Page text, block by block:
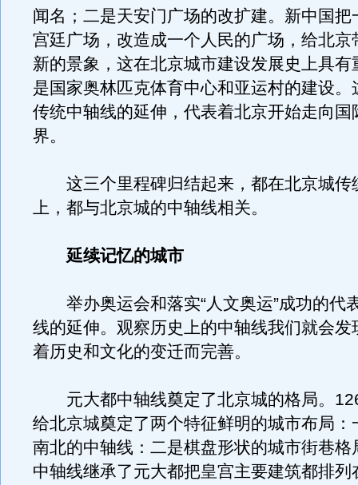
闻名；二是天安门广场的改扩建。新中国把
宫廷广场，改造成一个人民的广场，给北京
新的景象，这在北京城市建设发展史上具有
是国家奥林匹克体育中心和亚运村的建设。
传统中轴线的延伸，代表着北京开始走向国
界。
这三个里程碑归结起来，都在北京城传
上，都与北京城的中轴线相关。
延续记忆的城市
举办奥运会和落实“人文奥运”成功的代
线的延伸。观察历史上的中轴线我们就会发
着历史和文化的变迁而完善。
元大都中轴线奠定了北京城的格局。
给北京城奠定了两个特征鲜明的城市布局：
南北的中轴线：二是棋盘形状的城市街巷格
中轴线继承了元大都把皇宫主要建筑都排列